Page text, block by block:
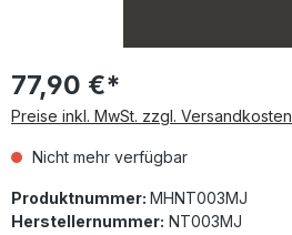
77,90 €*
Preise inkl. MwSt. zzgl. Versandkosten
Nicht mehr verfügbar
Produktnummer: MHNT003MJ
Herstellernummer: NT003MJ